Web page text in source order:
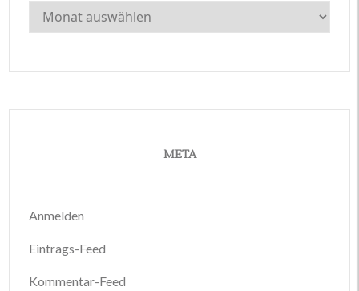
Archiv
META
Anmelden
Eintrags-Feed
Kommentar-Feed